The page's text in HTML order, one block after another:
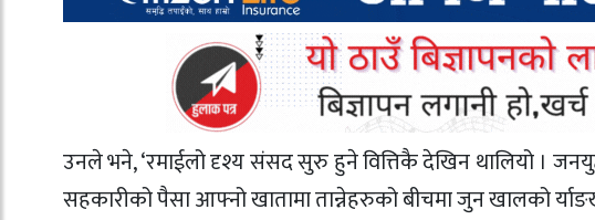
उनले भने, ‘रमाईलो दृश्य संसद सुरु हुने वित्तिकै देखिन थालियो ।
सहकारीको पैसा आफ्नो खातामा तान्नेहरुको बीचमा जुन खालको